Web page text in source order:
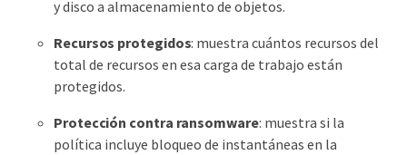
y disco a almacenamiento de objetos.
Recursos protegidos: muestra cuántos recursos del
total de recursos en esa carga de trabajo están
protegidos.
Protección contra ransomware: muestra si la
política incluye bloqueo de instantáneas en la